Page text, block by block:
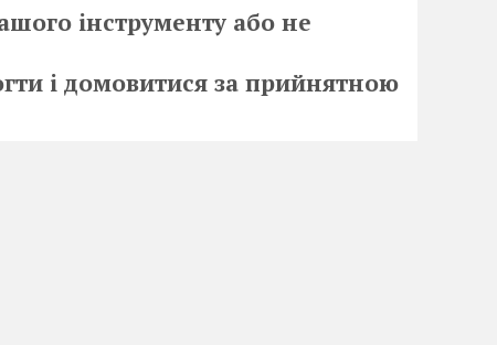
інструменту або не
і домовитися за прийнятною